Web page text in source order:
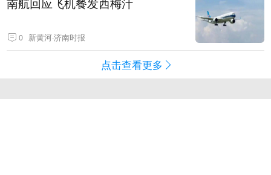
0 新黄河·济南时报
点击查看更多